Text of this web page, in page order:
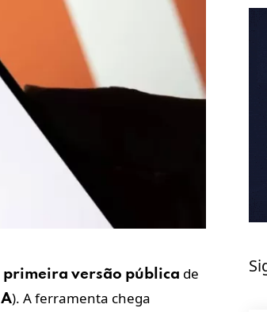
primeira versão pública de
IA). A ferramenta chega